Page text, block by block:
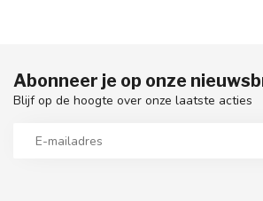
Abonneer je op onze
Blijf op de hoogte over onze laatste acties